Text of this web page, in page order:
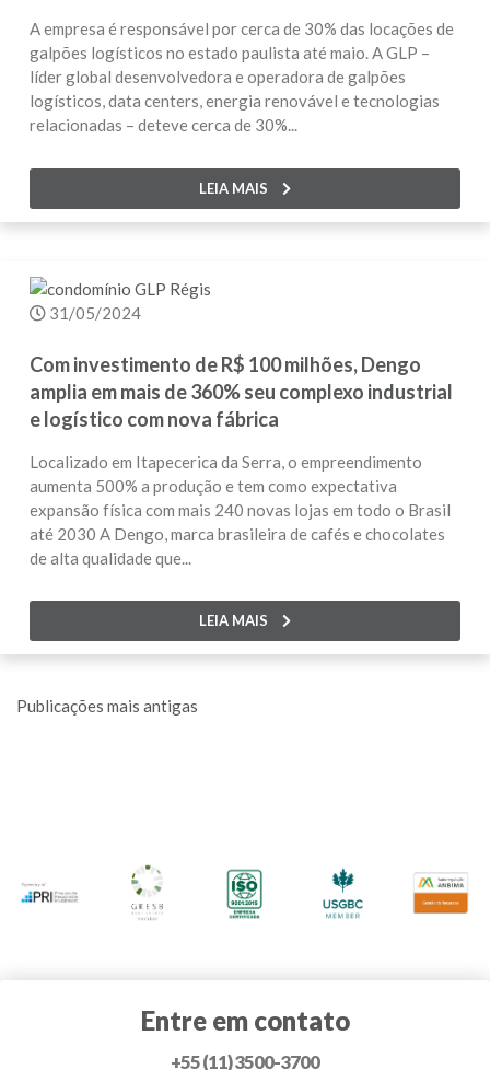
A empresa é responsável por cerca de 30% das locações de
galpões logísticos no estado paulista até maio. A GLP –
líder global desenvolvedora e operadora de galpões
logísticos, data centers, energia renovável e tecnologias
relacionadas – deteve cerca de 30%...
LEIA MAIS
31/05/2024
Com investimento de R$ 100 milhões, Dengo
amplia em mais de 360% seu complexo industrial
e logístico com nova fábrica
Localizado em Itapecerica da Serra, o empreendimento
aumenta 500% a produção e tem como expectativa
expansão física com mais 240 novas lojas em todo o Brasil
até 2030 A Dengo, marca brasileira de cafés e chocolates
de alta qualidade que...
LEIA MAIS
Navegação
Publicações mais antigas
Entre em contato
+55 (11) 3500-3700